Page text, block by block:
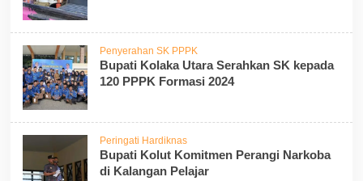
Penyerahan SK PPPK
Bupati Kolaka Utara Serahkan SK kepada
120 PPPK Formasi 2024
Peringati Hardiknas
Bupati Kolut Komitmen Perangi Narkoba
di Kalangan Pelajar